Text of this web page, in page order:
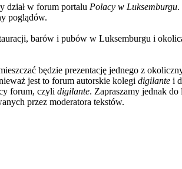
dział w forum portalu Polacy w Luksemburgu.
poglądów.
barów i pubów w Luksemburgu i
będzie prezentację jednego z
jest to forum autorskie kolegi digilante i
forum, czyli digilante. Zapraszamy jednak
przez moderatora tekstów.